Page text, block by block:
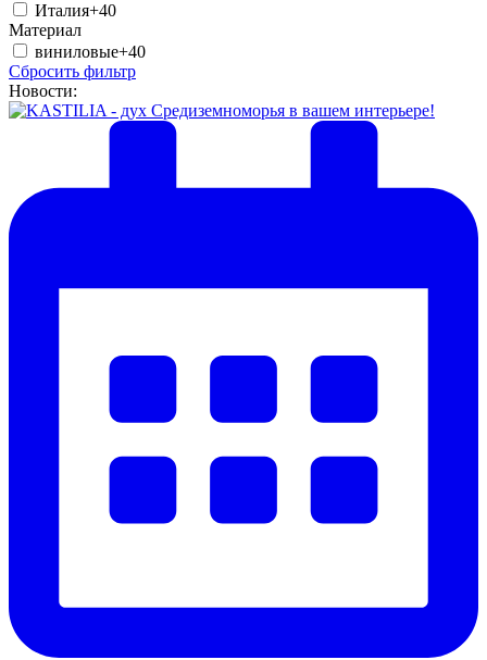
Италия+40
Материал
виниловые+40
Сбросить фильтр
Новости: